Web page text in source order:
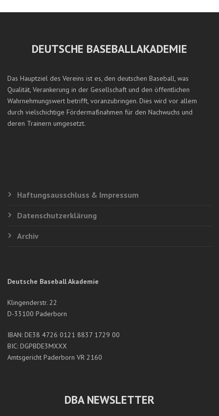
DEUTSCHE BASEBALLAKADEMIE
Das Hauptziel des Vereins ist es, den deutschen Baseball, was
Qualität, Verankerung in der Gesellschaft und den öffentlichen
Wahrnehmungswert betrifft, voranzubringen. Dies wird vor allem
durch vielschichtige Fördermaßnahmen für den Nachwuchs und
deren Trainern umgesetzt.
Haftungsausschluss & Impressum
Datenschutzerklärung
Archiv
Deutsche Baseball Akademie
Klingenderstr. 22
D-33100 Paderborn
IBAN: DE38 4726 0121 8837 1729 00
BIC: DGPBDE3MXXX
Amtsgericht Paderborn VR 2160
DBA NEWSLETTER